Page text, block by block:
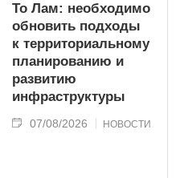
То Лам: необходимо
обновить подходы
к территориальному
планированию и
развитию
инфраструктуры
07/08/2026 НОВОСТИ